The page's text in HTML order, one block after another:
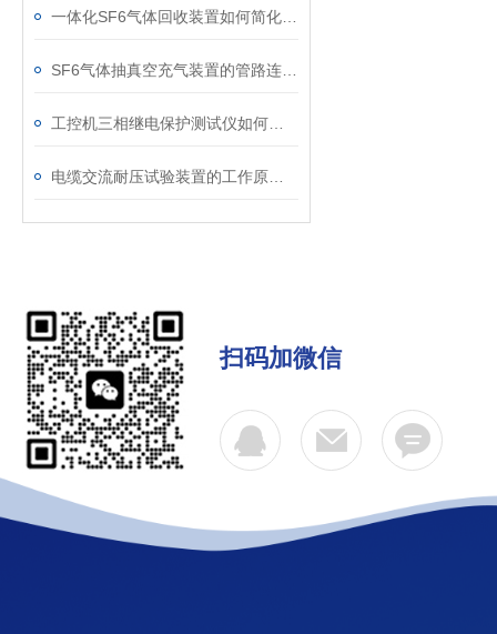
扫码加微信